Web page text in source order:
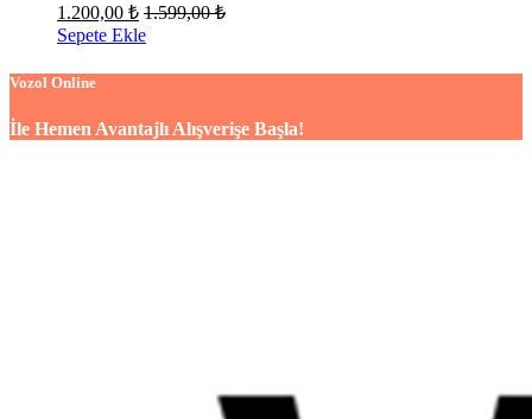
1.200,00 ₺ 1.599,00₺
Sepete Ekle
Vozol Online
İle Hemen Avantajlı Alışverişe Başla!